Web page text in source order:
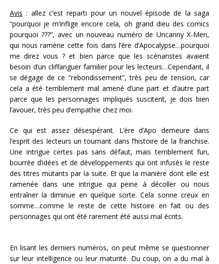
Avis : allez c’est reparti pour un nouvel épisode de la saga
“pourquoi je m’inflige encore cela, oh grand dieu des comics
pourquoi ???”, avec un nouveau numéro de Uncanny X-Men,
qui nous ramène cette fois dans l’ère d’Apocalypse…pourquoi
me direz vous ? et bien parce que les scénaristes avaient
besoin d’un cliffanguer familier pour les lecteurs…Cependant, il
se dégage de ce “rebondissement”, très peu de tension, car
cela a été terriblement mal amené d’une part et d’autre part
parce que les personnages impliqués suscitent, je dois bien
l’avouer, très peu d’empathie chez moi.
Ce qui est assez désespérant. L’ère d’Apo demeure dans
l’esprit des lecteurs un tournant dans l’histoire de la franchise.
Une intrigue certes pas sans défaut, mais terriblement fun,
bourrée d’idées et de développements qui ont infusés le reste
des titres mutants par la suite. Et que la manière dont elle est
ramenée dans une intrigue qui peine à décoller ou nous
entraîner la diminue en quelque sorte. Cela sonne creux en
somme…comme le reste de cette histoire en fait ou des
personnages qui ont été rarement été aussi mal écrits.
En lisant les derniers numéros, on peut même se questionner
sur leur intelligence ou leur maturité. Du coup, on a du mal à